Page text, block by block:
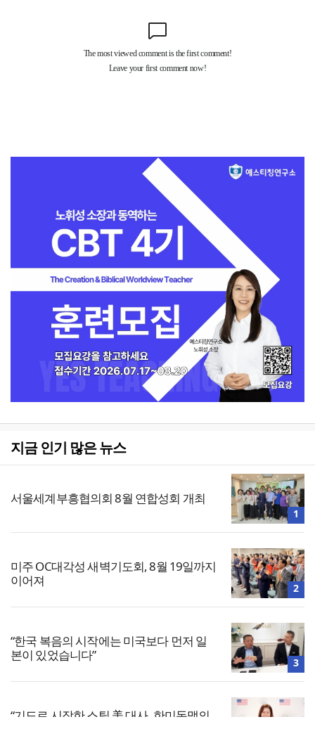
지금 인기 많은 뉴스
서울세계부흥협의회 8월 연합성회 개최
1
미주 OC대각성 새벽기도회, 8월 19일까지
이어져
2
“한국 복음의 시작에는 미국보다 먼저 일
본이 있었습니다”
3
“기도로 시작한 스틸 美 대사, 한미동맹의